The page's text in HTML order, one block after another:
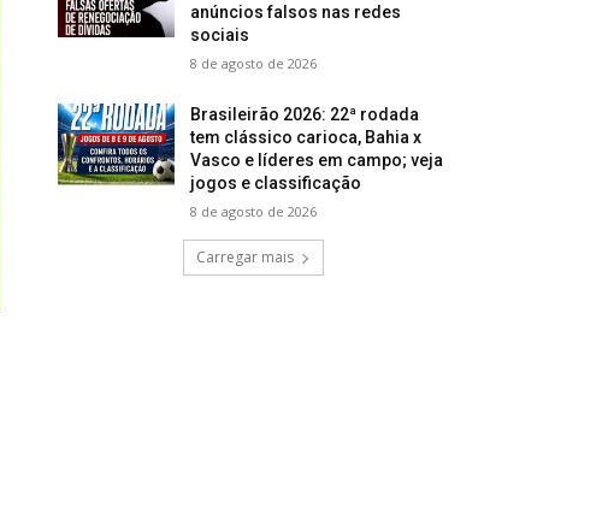
anúncios falsos nas redes
sociais
8 de agosto de 2026
Brasileirão 2026: 22ª rodada
tem clássico carioca, Bahia x
Vasco e líderes em campo; veja
jogos e classificação
8 de agosto de 2026
Carregar mais